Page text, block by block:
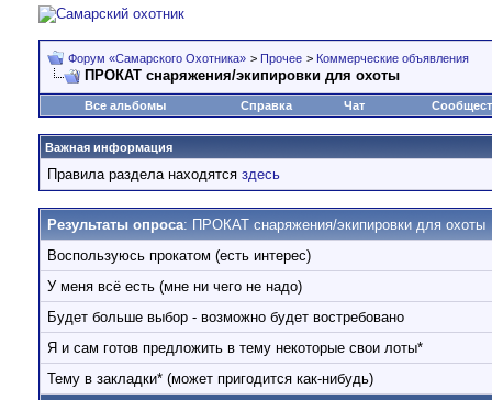
Форум «Самарского Охотника» > Прочее > Коммерческие объявления
ПРОКАТ снаряжения/экипировки для охоты
Все альбомы Справка Чат
Важная информация
Правила раздела находятся здесь
Результаты опроса: ПРОКАТ снаряжения/экипировки для охоты
Воспользуюсь прокатом (есть интерес)
У меня всё есть (мне ни чего не надо)
Будет больше выбор - возможно будет востребовано
Я и сам готов предложить в тему некоторые свои лоты*
Тему в закладки* (может пригодится как-нибудь)